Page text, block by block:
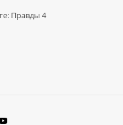
Правды 4